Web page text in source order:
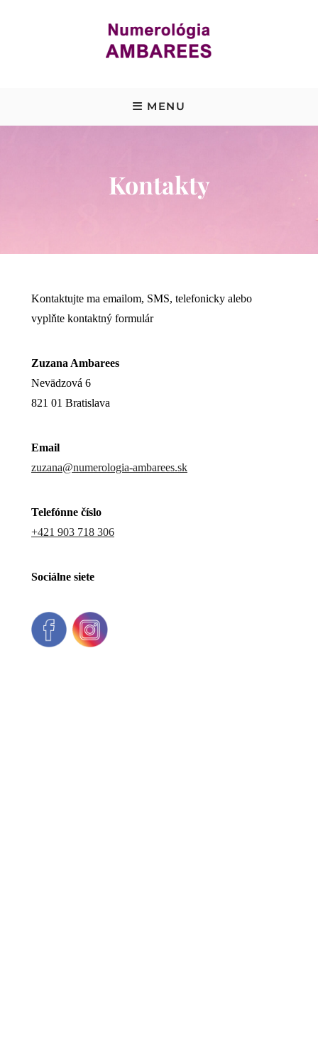
MENU
Kontakty
Kontaktujte ma emailom, SMS, telefonicky alebo
vyplňte kontaktný formulár
Zuzana Ambarees
Nevädzová 6
821 01 Bratislava
Email
zuzana@numerologia-ambarees.sk
Telefónne číslo
+421 903 718 306
Sociálne siete